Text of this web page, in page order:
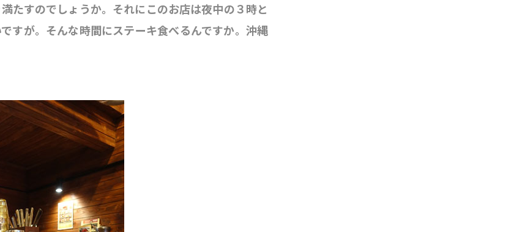
たすのでしょうか。それにこのお店は夜中の３時と
すが。そんな時間にステーキ食べるんですか。沖縄